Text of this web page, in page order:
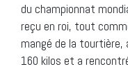
du championnat
reçu en roi, tout
mangé de la
160 kilos et a